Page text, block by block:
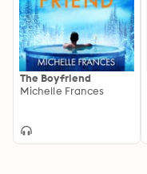
The Boyfriend
Michelle Frances